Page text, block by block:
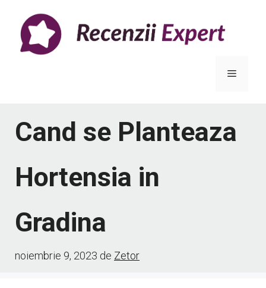
conținut
Meniu
Cand se Planteaza
Hortensia in
Gradina
noiembrie 9, 2023 de Zetor